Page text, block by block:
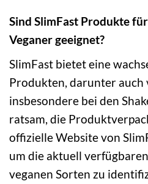
Sind SlimFast Produkte
Veganer geeignet?
SlimFast bietet eine
Produkten, darunter auch
insbesondere bei den
ratsam, die
offizielle Website von
um die aktuell
veganen Sorten zu